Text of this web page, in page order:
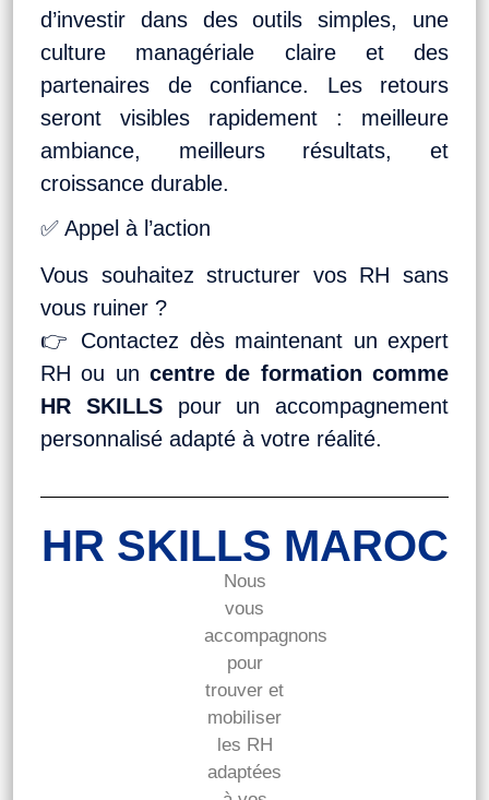
d’investir dans des outils simples, une
culture managériale claire et des
partenaires de confiance. Les retours
seront visibles rapidement : meilleure
ambiance, meilleurs résultats, et
croissance durable.
✅ Appel à l’action
Vous souhaitez structurer vos RH sans
vous ruiner ?
👉 Contactez dès maintenant un expert
RH ou un centre de formation comme
HR SKILLSpour un accompagnement
personnalisé adapté à votre réalité.
HR SKILLS MAROC
Nous
vous
accompagnons
pour
trouver et
mobiliser
les RH
adaptées